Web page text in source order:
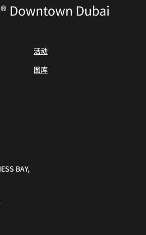
Downtown Dubai
活动
图库
BAY,